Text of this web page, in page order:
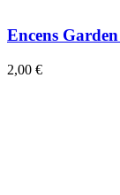
Encens
2,00 €